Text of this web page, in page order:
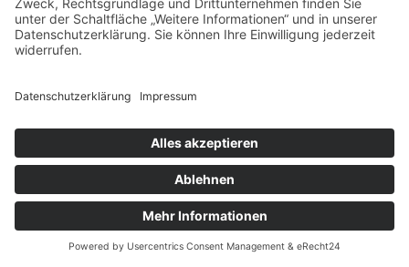
Impressum
Datenschutz
Cookie-Einstellungen
Geschäftspartner
Anfahrt
© Augustiner Erfurt ≡